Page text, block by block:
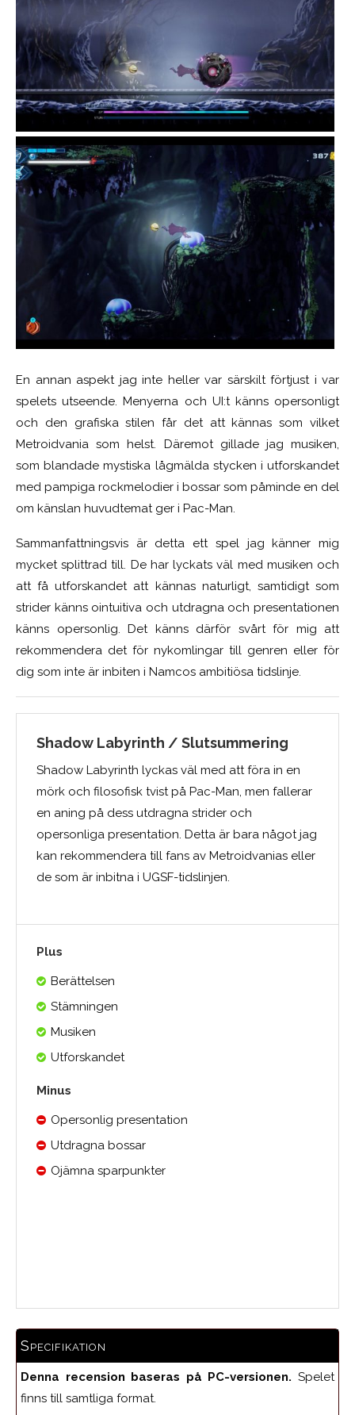
En annan aspekt jag inte heller var särskilt förtjust i var
spelets utseende. Menyerna och UI:t känns opersonligt
och den grafiska stilen får det att kännas som vilket
Metroidvania som helst. Däremot gillade jag musiken,
som blandade mystiska lågmälda stycken i utforskandet
med pampiga rockmelodier i bossar som påminde en del
om känslan huvudtemat ger i Pac-Man.
Sammanfattningsvis är detta ett spel jag känner mig
mycket splittrad till. De har lyckats väl med musiken och
att få utforskandet att kännas naturligt, samtidigt som
strider känns ointuitiva och utdragna och presentationen
känns opersonlig. Det känns därför svårt för mig att
rekommendera det för nykomlingar till genren eller för
dig som inte är inbiten i Namcos ambitiösa tidslinje.
Shadow Labyrinth / Slutsummering
Shadow Labyrinth lyckas väl med att föra in en
mörk och filosofisk tvist på Pac-Man, men fallerar
en aning på dess utdragna strider och
opersonliga presentation. Detta är bara något jag
kan rekommendera till fans av Metroidvanias eller
de som är inbitna i UGSF-tidslinjen.
Plus
Berättelsen
Stämningen
Musiken
Utforskandet
Minus
Opersonlig presentation
Utdragna bossar
Ojämna sparpunkter
Specifikation
Denna recension baseras på PC-versionen. Spelet
finns till samtliga format.